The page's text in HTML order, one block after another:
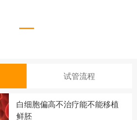
试管流程
白细胞偏高不治疗能不能移植
鲜胚